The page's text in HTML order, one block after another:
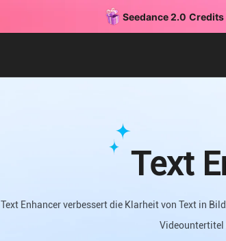
Text
Text Enhancer verbessert die Klarheit von Text in
Videountertitel
Seedance 2.0 Credits